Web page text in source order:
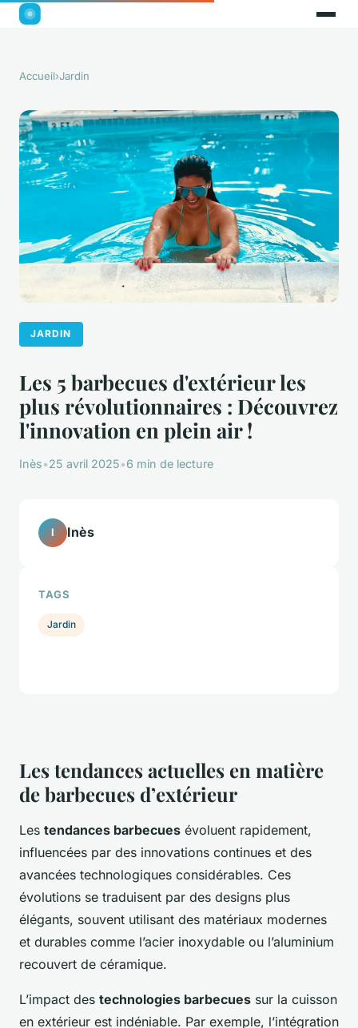
Accueil›Jardin
JARDIN
Les 5 barbecues d'extérieur les
plus révolutionnaires : Découvrez
l'innovation en plein air !
Inès•25 avril 2025•6 min de lecture
Les tendances actuelles en matière
de barbecues d’extérieur
Les tendances barbecues évoluent rapidement,
influencées par des innovations continues et des
avancées technologiques considérables. Ces
évolutions se traduisent par des designs plus
élégants, souvent utilisant des matériaux modernes
et durables comme l’acier inoxydable ou l’aluminium
recouvert de céramique.
L’impact des technologies barbecues sur la cuisson
en extérieur est indéniable. Par exemple, l’intégration
I Inès
TAGS
Jardin